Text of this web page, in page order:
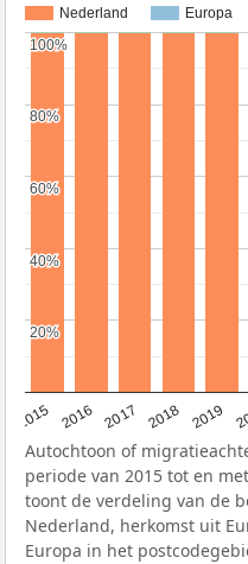
Nederland Europa
2015 2016 2017 2018 2019
20%
20%
40%
40%
60%
60%
80%
80%
100%
100%
Autochtoon of
periode van 2015 tot en
toont de verdeling van de
Nederland, herkomst uit
Europa in het